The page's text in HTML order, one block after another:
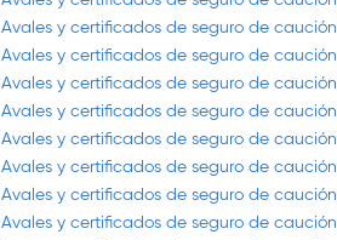
Avales y certificados de seguro de caución
Avales y certificados de seguro de caución
Avales y certificados de seguro de caución
Avales y certificados de seguro de caución
Avales y certificados de seguro de caución
Avales y certificados de seguro de caución
Avales y certificados de seguro de caución
Avales y certificados de seguro de caución